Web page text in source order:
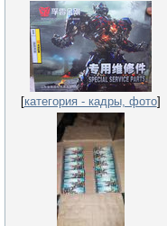
[категория - кадры, фото]